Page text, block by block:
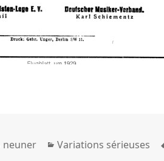
Author
neuner Categories
Variations sérieuses